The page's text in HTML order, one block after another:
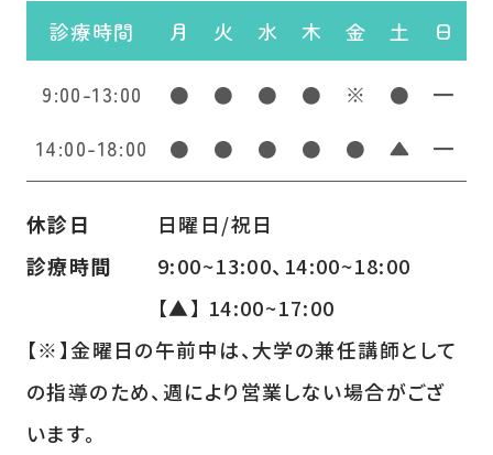
診療時間 月 火 水 木 金 土 日
9:00-13:00 ● ● ● ● ※ ●
━
14:00-18:00
● ● ● ● ● ▲ ━
休診日
日曜日/祝日
診療時間
9:00~13:00、14:00~18:00
【▲】 14:00~17:00
【※】金曜日の午前中は、大学の兼任講師として
の指導のため、週により営業しない場合がござ
います。